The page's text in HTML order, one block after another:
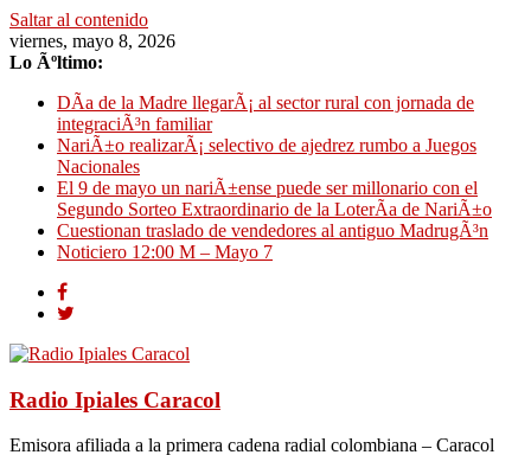
Saltar al contenido
viernes, mayo 8, 2026
Lo Ãºltimo:
DÃ­a de la Madre llegarÃ¡ al sector rural con jornada de
integraciÃ³n familiar
NariÃ±o realizarÃ¡ selectivo de ajedrez rumbo a Juegos
Nacionales
El 9 de mayo un nariÃ±ense puede ser millonario con el
Segundo Sorteo Extraordinario de la LoterÃ­a de NariÃ±o
Cuestionan traslado de vendedores al antiguo MadrugÃ³n
Noticiero 12:00 M – Mayo 7
Radio Ipiales Caracol
Emisora afiliada a la primera cadena radial colombiana – Caracol